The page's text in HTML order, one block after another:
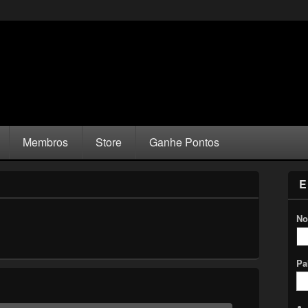
Membros Store Ganhe Pontos